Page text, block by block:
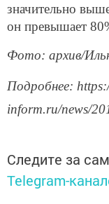
значительно
он превышает
Фото: архив/
Подробнее:
inform.ru/news/
Следите за
Telegram-